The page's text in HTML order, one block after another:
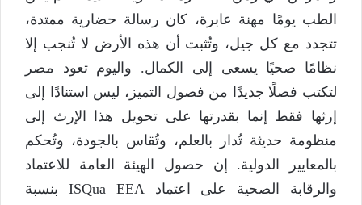
الطب يومًا مهنة عابرة، كان رسالة حضارية ممتدة،
تتجدد مع كل جيل، وتُثبت أن هذه الأرض لا تُنجب إلا
نظامًا صحيًا يسعى إلى الكمال. واليوم تعود مصر
لتكتب فصلًا جديدًا من فصول التميز، ليس استنادًا إلى
إرثها فقط إنما بقدرتها على تحويل هذا الإرث إلى
منظومة حديثة تُدار بالعلم، وتُقاس بالجودة، وتُحكم
بالمعايير الدولية. إن حصول الهيئة العامة للاعتماد
والرقابة الصحية على اعتماد ISQua EEA بنسبة